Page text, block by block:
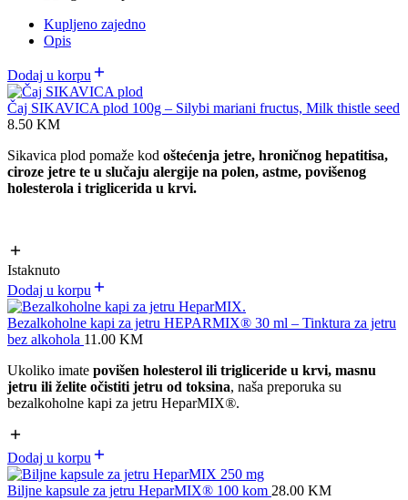
Kupljeno zajedno
Opis
Dodaj u korpu
Čaj SIKAVICA plod 100g – Silybi mariani fructus, Milk thistle seed
8.50 KM
Sikavica plod pomaže kod oštećenja jetre, hroničnog hepatitisa,
ciroze jetre te u slučaju alergije na polen, astme, povišenog
holesterola i triglicerida u krvi.
Istaknuto
Dodaj u korpu
Bezalkoholne kapi za jetru HEPARMIX® 30 ml – Tinktura za jetru
bez alkohola 11.00 KM
Ukoliko imate povišen holesterol ili trigliceride u krvi, masnu
jetru ili želite očistiti jetru od toksina, naša preporuka su
bezalkoholne kapi za jetru HeparMIX®.
Dodaj u korpu
Biljne kapsule za jetru HeparMIX® 100 kom 28.00 KM